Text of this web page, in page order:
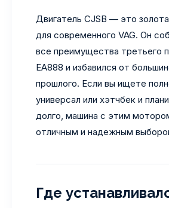
Двигатель CJSB — это
для современного VAG. Он
все преимущества третьего
EA888 и избавился от
прошлого. Если вы ищете
универсал или хэтчбек и
долго, машина с этим
отличным и надежным
Где